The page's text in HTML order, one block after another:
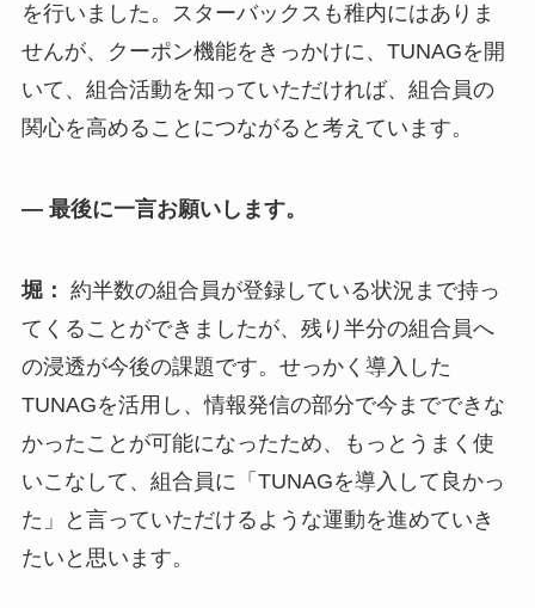
を行いました。スターバックスも稚内にはありま
せんが、クーポン機能をきっかけに、TUNAGを開
いて、組合活動を知っていただければ、組合員の
関心を高めることにつながると考えています。
— 最後に一言お願いします。
堀： 約半数の組合員が登録している状況まで持っ
てくることができましたが、残り半分の組合員へ
の浸透が今後の課題です。せっかく導入した
TUNAGを活用し、情報発信の部分で今までできな
かったことが可能になったため、もっとうまく使
いこなして、組合員に「TUNAGを導入して良かっ
た」と言っていただけるような運動を進めていき
たいと思います。